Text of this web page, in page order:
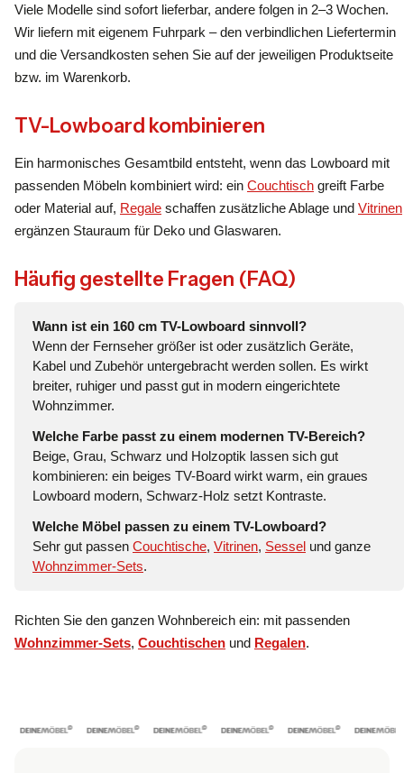
Viele Modelle sind sofort lieferbar, andere folgen in 2–3 Wochen.
Wir liefern mit eigenem Fuhrpark – den verbindlichen Liefertermin
und die Versandkosten sehen Sie auf der jeweiligen Produktseite
bzw. im Warenkorb.
TV-Lowboard kombinieren
Ein harmonisches Gesamtbild entsteht, wenn das Lowboard mit
passenden Möbeln kombiniert wird: ein Couchtisch greift Farbe
oder Material auf, Regale schaffen zusätzliche Ablage und Vitrinen
ergänzen Stauraum für Deko und Glaswaren.
Häufig gestellte Fragen (FAQ)
Wann ist ein 160 cm TV-Lowboard sinnvoll?
Wenn der Fernseher größer ist oder zusätzlich Geräte,
Kabel und Zubehör untergebracht werden sollen. Es wirkt
breiter, ruhiger und passt gut in modern eingerichtete
Wohnzimmer.
Welche Farbe passt zu einem modernen TV-Bereich?
Beige, Grau, Schwarz und Holzoptik lassen sich gut
kombinieren: ein beiges TV-Board wirkt warm, ein graues
Lowboard modern, Schwarz-Holz setzt Kontraste.
Welche Möbel passen zu einem TV-Lowboard?
Sehr gut passen Couchtische, Vitrinen, Sessel und ganze
Wohnzimmer-Sets.
Richten Sie den ganzen Wohnbereich ein: mit passenden
Wohnzimmer-Sets, Couchtischen und Regalen.